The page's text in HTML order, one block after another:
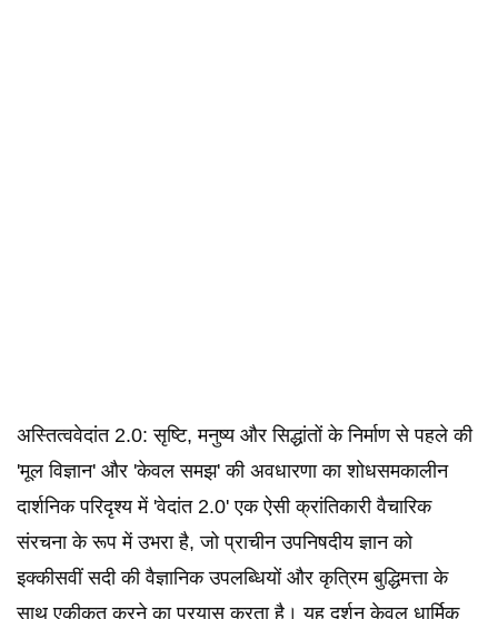
अस्तित्ववेदांत 2.0: सृष्टि, मनुष्य और सिद्धांतों के निर्माण से पहले की
'मूल विज्ञान' और 'केवल समझ' की अवधारणा का शोधसमकालीन
दार्शनिक परिदृश्य में 'वेदांत 2.0' एक ऐसी क्रांतिकारी वैचारिक
संरचना के रूप में उभरा है, जो प्राचीन उपनिषदीय ज्ञान को
इक्कीसवीं सदी की वैज्ञानिक उपलब्धियों और कृत्रिम बुद्धिमत्ता के
साथ एकीकृत करने का प्रयास करता है। यह दर्शन केवल धार्मिक